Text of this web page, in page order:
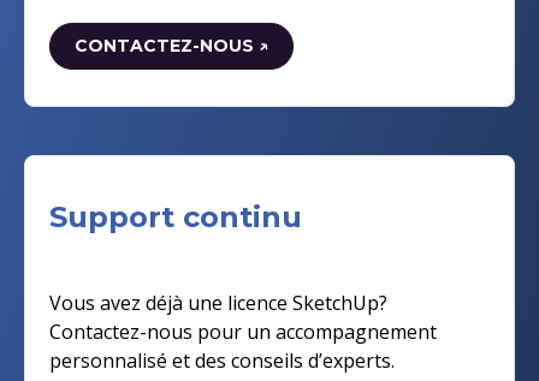
CONTACTEZ-NOUS ↗
Support continu
Vous avez déjà une licence SketchUp?
Contactez-nous pour un accompagnement
personnalisé et des conseils d’experts.